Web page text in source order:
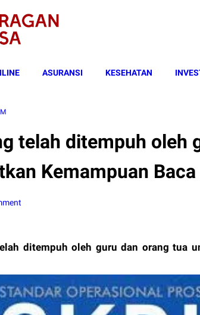
ASURANSI KESEHATAN
telah ditempuh oleh
Kemampuan
ditempuh oleh guru dan orang tua